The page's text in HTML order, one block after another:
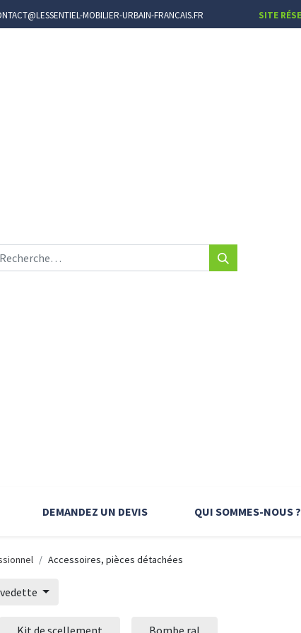
MOBILIER-URBAIN-FRANCAIS.FR SITE
DEMANDEZ UN DEVIS QUI SOMMES-NOUS ?
Accessoires, pièces détachées
Kit de scellement Bombe ral